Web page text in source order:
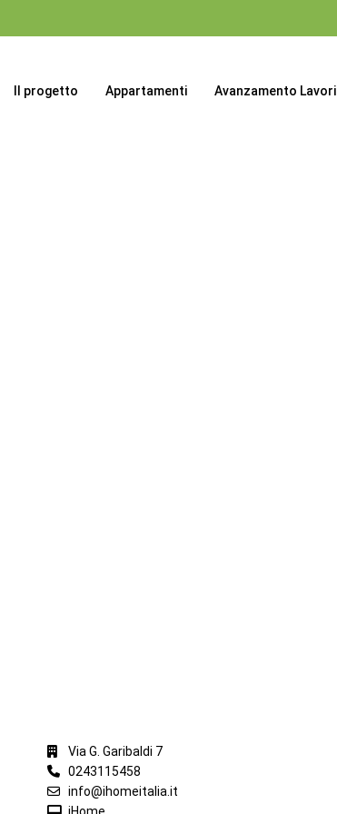
Il progetto Appartamenti Avanzamento Lavori
Via G. Garibaldi 7
0243115458
info@ihomeitalia.it